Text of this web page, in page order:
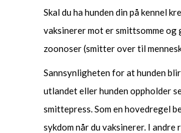
Skal du ha hunden din på kennel
vaksinerer mot er smittsomme og
zoonoser (smitter over til
Sannsynligheten for at hunden
utlandet eller hunden oppholder
smittepress. Som en hovedregel
sykdom når du vaksinerer. I